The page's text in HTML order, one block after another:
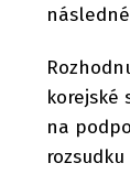
korejské
na